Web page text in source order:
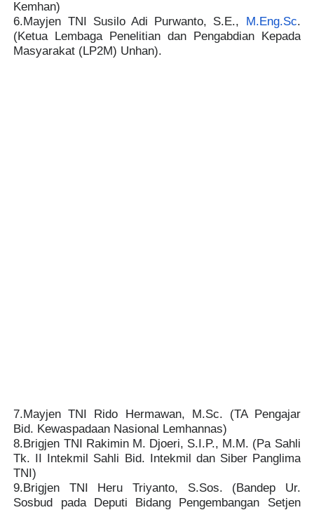
Kemhan)
6.Mayjen TNI Susilo Adi Purwanto, S.E.,
M.Eng.Sc.
(Ketua Lembaga Penelitian dan Pengabdian Kepada
Masyarakat (LP2M) Unhan).
7.Mayjen TNI Rido Hermawan, M.Sc. (TA Pengajar
Bid. Kewaspadaan Nasional Lemhannas)
8.Brigjen TNI Rakimin M. Djoeri, S.I.P., M.M. (Pa Sahli
Tk. II Intekmil Sahli Bid. Intekmil dan Siber Panglima
TNI)
9.Brigjen TNI Heru Triyanto, S.Sos. (Bandep Ur.
Sosbud pada Deputi Bidang Pengembangan Setjen